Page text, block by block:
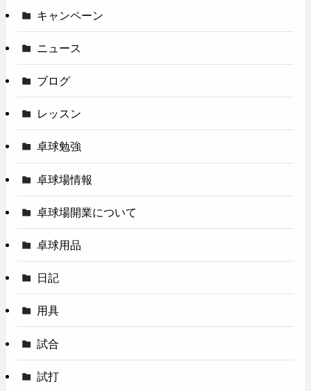
キャンペーン
ニュース
ブログ
レッスン
卓球勉強
卓球場情報
卓球場開業について
卓球用品
日記
用具
試合
試打